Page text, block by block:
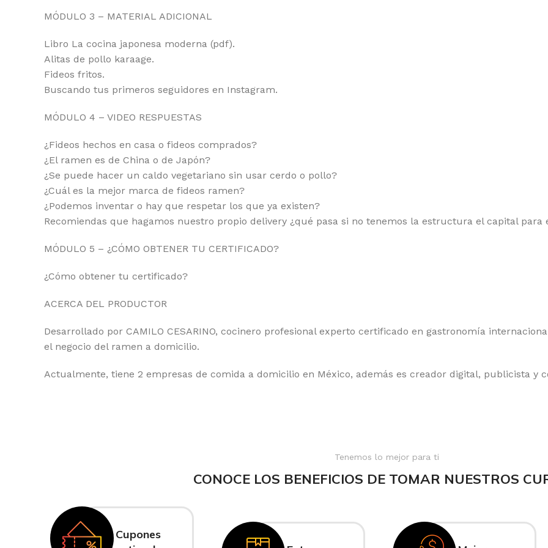
MÓDULO 3 – MATERIAL ADICIONAL
Libro La cocina japonesa moderna (pdf).
Alitas de pollo karaage.
Fideos fritos.
Buscando tus primeros seguidores en Instagram.
MÓDULO 4 – VIDEO RESPUESTAS
¿Fideos hechos en casa o fideos comprados?
¿El ramen es de China o de Japón?
¿Se puede hacer un caldo vegetariano sin usar cerdo o pollo?
¿Cuál es la mejor marca de fideos ramen?
¿Podemos inventar o hay que respetar los que ya existen?
Recomiendas que hagamos nuestro propio delivery ¿qué pasa si no tenemos la estructura el capital para
MÓDULO 5 – ¿CÓMO OBTENER TU CERTIFICADO?
¿Cómo obtener tu certificado?
ACERCA DEL PRODUCTOR
Desarrollado por CAMILO CESARINO, cocinero profesional experto certificado en gastronomía
el negocio del ramen a domicilio.
Actualmente, tiene 2 empresas de comida a domicilio en México, además es creador digital, publicista y
Tenemos lo mejor para ti
CONOCE LOS BENEFICIOS DE TOMAR NUESTROS
Cupones